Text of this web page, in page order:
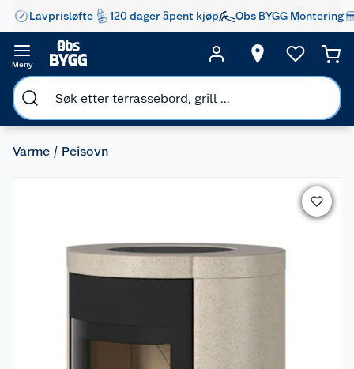
Lavprisløfte 120 dager åpent kjøp Obs BYGG Montering
Meny
Varme Peisovn